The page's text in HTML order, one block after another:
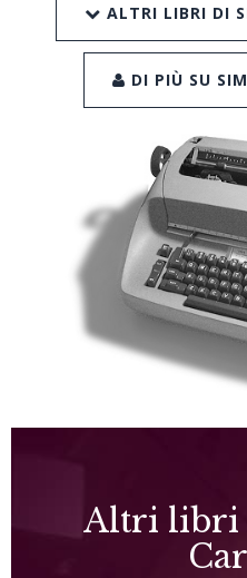
ALTRI LIBRI DI
DI PIÙ SU
Altri libri